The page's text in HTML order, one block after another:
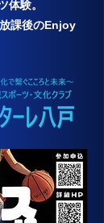
体験。
課後のEnjoy